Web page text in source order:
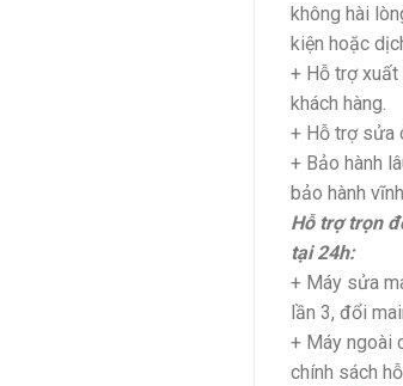
không hài
kiện hoặc
+ Hỗ trợ xuất
khách hàng.
+ Hỗ trợ sửa
+ Bảo hành
bảo hành
Hỗ trợ trọn
tại 24h:
+ Máy sửa
lần 3, đổi
+ Máy ngoài
chính sách